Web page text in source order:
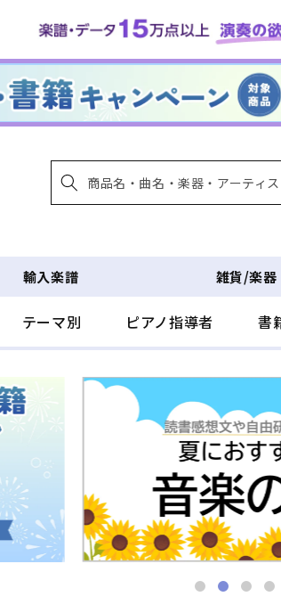
テーマ別 ピアノ指導者 書
輸入楽譜 雑貨/楽器